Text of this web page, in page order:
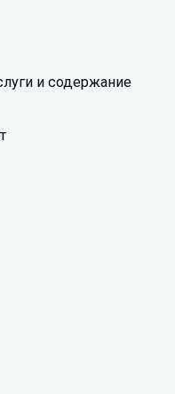
и содержание